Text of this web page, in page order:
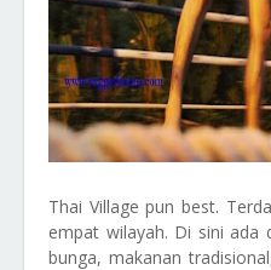
Thai Village pun best.
empat wilayah. Di sini ada
bunga, makanan